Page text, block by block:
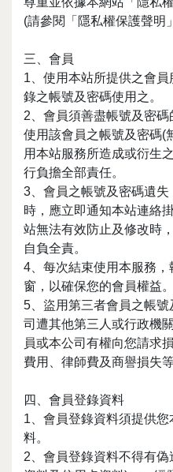
(請參閱「隱私權保護聲明
三、會員
1、使用本站所提供之會
錄之帳號及密碼使用之。
2、會員須善盡帳號及密
使用該會員之帳號及密碼(
用本站服務所造成或衍生
行負擔全部責任。
3、會員之帳號及密碼遺
時，應立即通知本站連絡
站無法有效防止及修改時
自負全責。
4、每次結束使用本服務
窗，以確保您的會員權益。
5、盜用第三者會員之帳
司遭其他第三人或行政機
員或本公司有權向您請求
費用、律師費及商譽損失等
四、會員登錄資料
1、會員登錄資料須提供
料。
2、會員登錄資料不得有